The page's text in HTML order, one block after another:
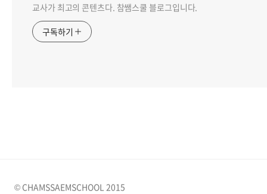
교사가 최고의 콘텐츠다. 참쌤스쿨 블로그입니다.
구독하기
© CHAMSSAEMSCHOOL 2015